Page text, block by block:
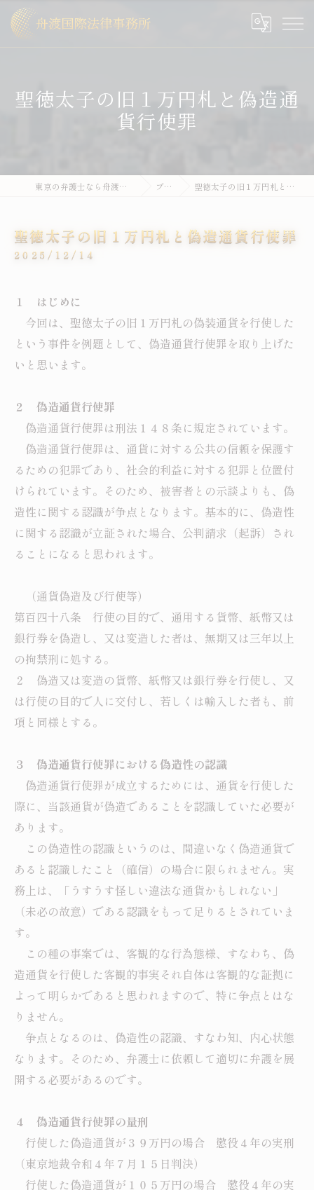
聖徳太子の旧１万円札と偽造通
貨行使罪
東京の弁護士なら舟渡国際法律事務所 ブログ 聖徳太子の旧１万円札と偽造通貨行使罪
聖徳太子の旧１万円札と偽造通貨行使罪
2025/12/14
１ はじめに
今回は、聖徳太子の旧１万円札の偽装通貨を行使した
という事件を例題として、偽造通貨行使罪を取り上げた
いと思います。
２ 偽造通貨行使罪
偽造通貨行使罪は刑法１４８条に規定されています。
偽造通貨行使罪は、通貨に対する公共の信頼を保護す
るための犯罪であり、社会的利益に対する犯罪と位置付
けられています。そのため、被害者との示談よりも、偽
造性に関する認識が争点となります。基本的に、偽造性
に関する認識が立証された場合、公判請求（起訴）され
ることになると思われます。
（通貨偽造及び行使等）
第百四十八条 行使の目的で、通用する貨幣、紙幣又は
銀行券を偽造し、又は変造した者は、無期又は三年以上
の拘禁刑に処する。
２ 偽造又は変造の貨幣、紙幣又は銀行券を行使し、又
は行使の目的で人に交付し、若しくは輸入した者も、前
項と同様とする。
３ 偽造通貨行使罪における偽造性の認識
偽造通貨行使罪が成立するためには、通貨を行使した
際に、当該通貨が偽造であることを認識していた必要が
あります。
この偽造性の認識というのは、間違いなく偽造通貨で
あると認識したこと（確信）の場合に限られません。実
務上は、「うすうす怪しい違法な通貨かもしれない」
（未必の故意）である認識をもって足りるとされていま
す。
この種の事案では、客観的な行為態様、すなわち、偽
造通貨を行使した客観的事実それ自体は客観的な証拠に
よって明らかであると思われますので、特に争点とはな
りません。
争点となるのは、偽造性の認識、すなわ知、内心状態
なります。そのため、弁護士に依頼して適切に弁護を展
開する必要があるのです。
４ 偽造通貨行使罪の量刑
行使した偽造通貨が３９万円の場合 懲役４年の実刑
（東京地裁令和４年７月１５日判決）
行使した偽造通貨が１０５万円の場合 懲役４年の実